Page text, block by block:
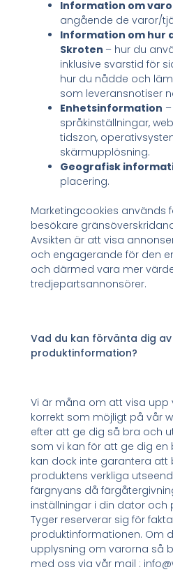
Information om
angående de varor/
Information om hur
Skroten – hur du
inklusive svarstid för
hur du nådde och
som leveransnotiser
Enhetsinformation
språkinställningar,
tidszon,
skärmupplösning.
Geografisk
placering.
Marketingcookies används
besökare
Avsikten är att visa
och engagerande för den
och därmed vara mer
tredjepartsannonsörer.
Vad du kan förvänta dig
produktinformation?
Vi är måna om att visa upp
korrekt som möjligt på vår
efter att ge dig så bra och
som vi kan för att ge dig en
kan dock inte garantera att
produktens verkliga
färgnyans då
inställningar i din dator och
Tyger reserverar sig för
produktinformationen. Om
upplysning om varorna så
med oss via vår mail :